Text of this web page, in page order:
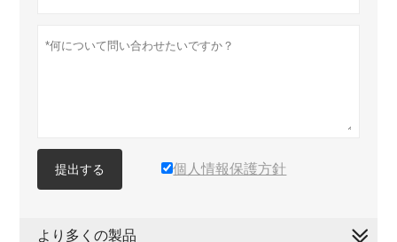
提出する 個人情報保護方針
より多くの製品